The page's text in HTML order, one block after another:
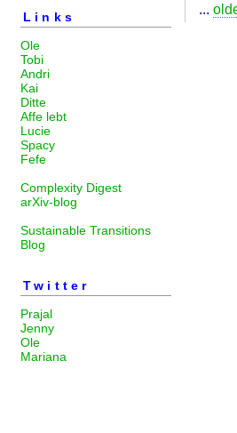
Links
Ole
Tobi
Andri
Kai
Ditte
Affe lebt
Lucie
Spacy
Fefe
Complexity Digest
arXiv-blog
Sustainable Transitions
Blog
Twitter
Prajal
Jenny
Ole
Mariana
...